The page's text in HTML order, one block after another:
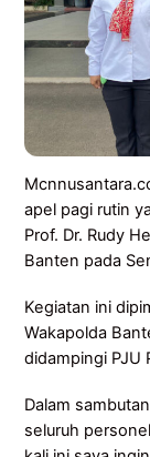
apel pagi rutin
Prof. Dr. Rudy
Banten pada
Kegiatan ini
Wakapolda
didampingi PJU
Dalam
seluruh